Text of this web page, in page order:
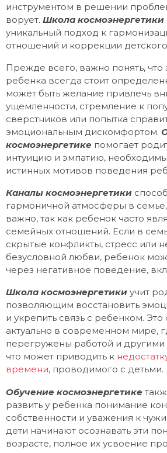
инструментом в решении
ворует. Школа космоэнергетики
уникальный подход к
отношений и коррекции
Прежде всего, важно понять, что
ребенка всегда стоит
может быть желание привлечь
ущемленности, стремление к
сверстников или попытка
эмоциональным дискомфортом.
космоэнергетике помогает
интуицию и эмпатию,
истинных мотивов поведения
Каналы космоэнергетики
гармоничной атмосферы в
важно, так как ребенок часто
семейных отношений. Если в
скрытые конфликты, стресс или
безусловной любви, ребенок
через негативное поведение,
Школа космоэнергетики учит
позволяющим восстановить
и укрепить связь с ребенком.
актуально в современном мире,
перегружены работой и другими
что может приводить к
времени, проводимого с детьми.
Обучение космоэнергетике
развить у ребенка понимание
собственности и уважения к
дети начинают осознавать эти
возрасте, полное их усвоение